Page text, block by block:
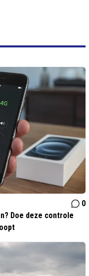
0
Doe deze controle